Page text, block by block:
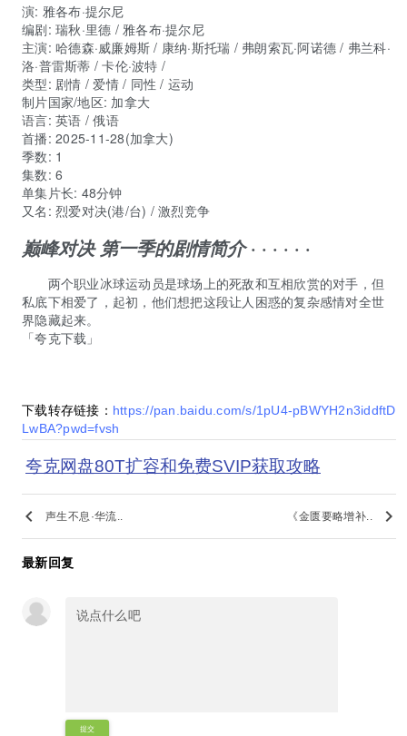
演: 雅各布·提尔尼
编剧:瑞秋·里德 / 雅各布·提尔尼
主演:哈德森·威廉姆斯 / 康纳·斯托瑞 / 弗朗索瓦·阿诺德 / 弗兰科·
洛·普雷斯蒂 /卡伦·波特 /
类型: 剧情 / 爱情 / 同性 / 运动
制片国家/地区: 加拿大
语言: 英语 / 俄语
首播: 2025-11-28(加拿大)
季数: 1
集数: 6
单集片长: 48分钟
又名: 烈爱对决(港/台) / 激烈竞争
巅峰对决 第一季的剧情简介· · · · · ·
两个职业冰球运动员是球场上的死敌和互相欣赏的对手，但
私底下相爱了，起初，他们想把这段让人困惑的复杂感情对全世
界隐藏起来。
「夸克下载」
下载转存链接： https://pan.baidu.com/s/1pU4-pBWYH2n3iddftD
LwBA?pwd=fvsh
夸克网盘80T扩容和免费SVIP获取攻略
keyboard_arrow_left 声生不息·华流.. 《金匮要略增补.. keyboard_arrow_right
最新回复
提交